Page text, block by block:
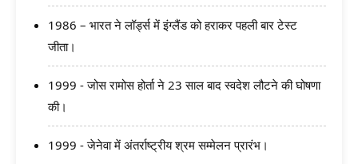
1986 – भारत ने लॉर्ड्स में इंग्लैंड को हराकर पहली बार टेस्ट
जीता।
1999 - जोस रामोस होर्ता ने 23 साल बाद स्वदेश लौटने की घोषणा
की।
1999 - जेनेवा में अंतर्राष्ट्रीय श्रम सम्मेलन प्रारंभ।